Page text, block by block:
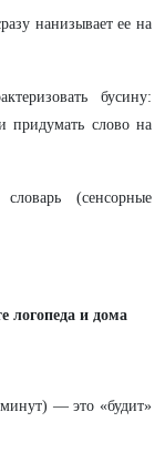
нанизывает ее на
бусину:
придумать слово на
(сенсорные
логопеда и дома
минут) — это «будит»